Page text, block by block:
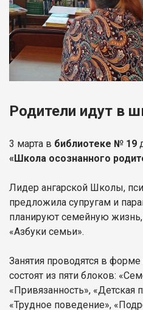
Родители идут в
3 марта в библиотеке № 19
«Школа осознанного
Лидер ангарской Школы,
предложила супругам и
планируют семейную
«Азбуки семьи».
Занятия проводятся в
состоят из пяти блоков:
«Привязанность», «Детская
«Трудное поведение»,